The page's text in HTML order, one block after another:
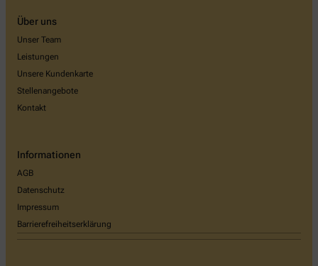
Über uns
Unser Team
Leistungen
Unsere Kundenkarte
Stellenangebote
Kontakt
Informationen
AGB
Datenschutz
Impressum
Barrierefreiheitserklärung